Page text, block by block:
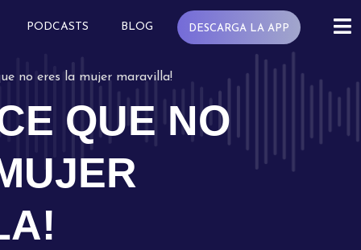
PODCASTS BLOG DESCARGA LA APP
no eres la mujer maravilla!
QUE NO